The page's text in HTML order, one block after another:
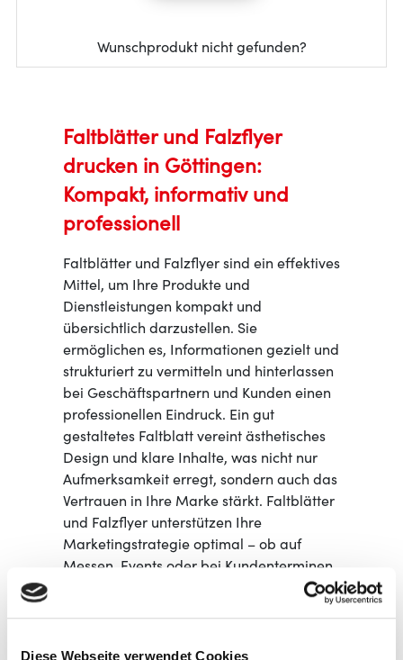
Diese Webseite verwendet Cookies
Wunschprodukt nicht gefunden?
Faltblätter und Falzflyer
drucken in Göttingen:
Kompakt, informativ und
professionell
Faltblätter und Falzflyer sind ein effektives
Mittel, um Ihre Produkte und
Dienstleistungen kompakt und
übersichtlich darzustellen. Sie
ermöglichen es, Informationen gezielt und
strukturiert zu vermitteln und hinterlassen
bei Geschäftspartnern und Kunden einen
professionellen Eindruck. Ein gut
gestaltetes Faltblatt vereint ästhetisches
Design und klare Inhalte, was nicht nur
Aufmerksamkeit erregt, sondern auch das
Vertrauen in Ihre Marke stärkt. Faltblätter
und Falzflyer unterstützen Ihre
Marketingstrategie optimal – ob auf
Messen, Events oder bei Kundenterminen.
wecken.